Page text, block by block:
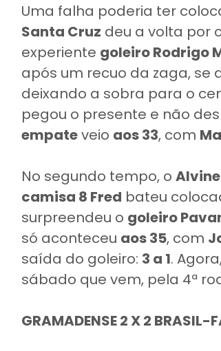
Uma falha poderia ter
Santa Cruz deu a volta por
experiente goleiro Rodrigo
após um recuo da zaga, se
deixando a sobra para o
pegou o presente e não
empateveio aos 33, com
No segundo tempo, o
camisa 8 Fred bateu
surpreendeu o goleiro
só aconteceu aos 35, com
saída do goleiro: 3 a 1.
sábado que vem, pela 4ª
GRAMADENSE 2 X 2 BRASIL-